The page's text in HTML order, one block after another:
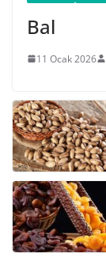
Bal
11 Ocak 2026